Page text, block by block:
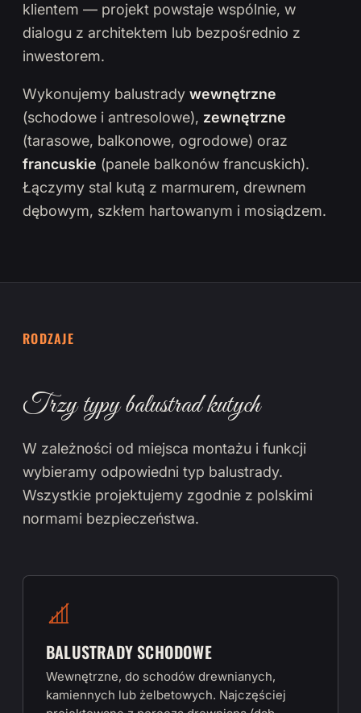
klientem — projekt powstaje wspólnie, w
dialogu z architektem lub bezpośrednio z
inwestorem.
Wykonujemy balustrady wewnętrzne
(schodowe i antresolowe), zewnętrzne
(tarasowe, balkonowe, ogrodowe) oraz
francuskie (panele balkonów francuskich).
Łączymy stal kutą z marmurem, drewnem
dębowym, szkłem hartowanym i mosiądzem.
RODZAJE
Trzy typy balustrad kutych
W zależności od miejsca montażu i funkcji
wybieramy odpowiedni typ balustrady.
Wszystkie projektujemy zgodnie z polskimi
normami bezpieczeństwa.
BALUSTRADY SCHODOWE
Wewnętrzne, do schodów drewnianych,
kamiennych lub żelbetowych. Najczęściej